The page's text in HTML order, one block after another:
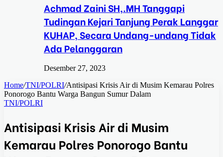
Achmad Zaini SH,.MH Tanggapi
Tudingan Kejari Tanjung Perak Langgar
KUHAP, Secara Undang-undang Tidak
Ada Pelanggaran
Desember 27, 2023
Home/TNI/POLRI/Antisipasi Krisis Air di Musim Kemarau Polres
Ponorogo Bantu Warga Bangun Sumur Dalam
TNI/POLRI
Antisipasi Krisis Air di Musim
Kemarau Polres Ponorogo Bantu